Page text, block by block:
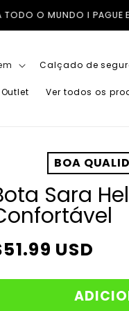
SEM JUROS
Calçado de
Outlet Ver todos os
BOA
Sara
USD